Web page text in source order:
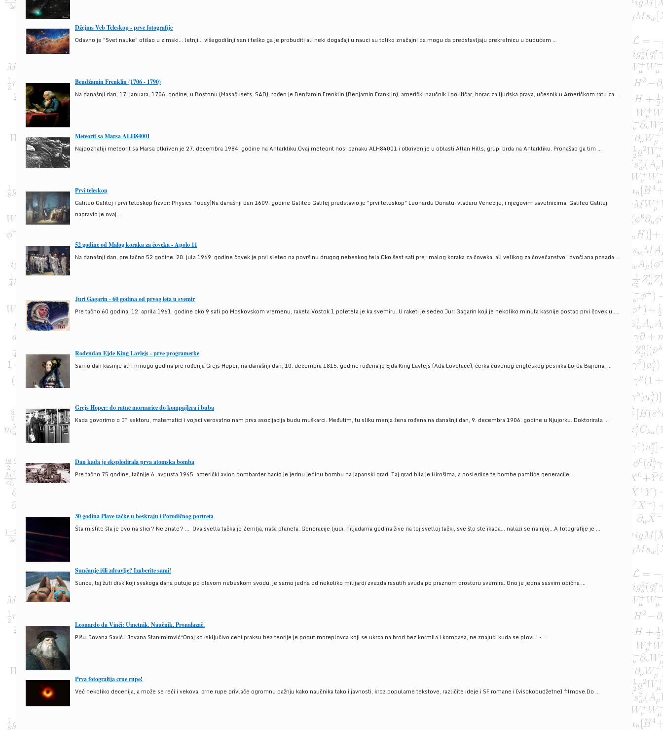
Džejms Veb Teleskop - prve fotografije
Odavno je "Svet nauke" otišao u zimski... letnji... višegodišnji san i teško ga je probuditi ali neki događaji u nauci su toliko značajni da mogu da predstavljaju prekretnicu u budućem ...
Bendžamin Frenklin (1706 - 1790)
Na današnji dan, 17. januara, 1706. godine, u Bostonu (Masačusets, SAD), rođen je Benžamin Frenklin (Benjamin Franklin), američki naučnik i političar, borac za ljudska prava, učesnik u Američkom ratu za ...
Meteorit sa Marsa ALH84001
Najpoznatiji meteorit sa Marsa otkriven je 27. decembra 1984. godine na Antarktiku.Ovaj meteorit nosi oznaku ALH84001 i otkriven je u oblasti Allan Hills, grupi brda na Antarktiku. Pronašao ga tim ...
Prvi teleskop
Galileo Galilej i prvi teleskop (izvor: Physics Today)Na današnji dan 1609. godine Galileo Galilej predstavio je "prvi teleskop" Leonardu Donatu, vladaru Venecije, i njegovim savetnicima. Galileo Galilej
napravio je ovaj ...
52 godine od Malog koraka za čoveka - Apolo 11
Na današnji dan, pre tačno 52 godine, 20. jula 1969. godine čovek je prvi sleteo na površinu drugog nebeskog tela.Oko šest sati pre “malog koraka za čoveka, ali velikog za čovečanstvo” dvočlana posada ...
Juri Gagarin - 60 godina od prvog leta u svemir
Pre tačno 60 godina, 12. aprila 1961. godine oko 9 sati po Moskovskom vremenu, raketa Vostok 1 poletela je ka svemiru. U raketi je sedeo Juri Gagarin koji je nekoliko minuta kasnije postao prvi čovek u ...
Rođendan Ejde King Lavlejs - prve programerke
Samo dan kasnije ali i mnogo godina pre rođenja Grejs Hoper, na današnji dan, 10. decembra 1815. godine rođena je Ejda King Lavlejs (Ada Lovelace), ćerka čuvenog engleskog pesnika Lorda Bajrona, ...
Grejs Hoper: do ratne mornarice do kompajlera i buba
Kada govorimo o IT sektoru, matematici i vojsci verovatno nam prva asocijacija budu muškarci. Međutim, tu sliku menja žena rođena na današnji dan, 9. decembra 1906. godine u Njujorku. Doktorirala ...
Dan kada je eksplodirala prva atomska bomba
Pre tačno 75 godine, tačnije 6. avgusta 1945. američki avion bombarder bacio je jednu jedinu bombu na japanski grad. Taj grad bila je Hirošima, a posledice te bombe pamtiće generacije ...
30 godina Plave tačke u beskraju i Porodičnog portreta
Šta mislite šta je ovo na slici? Ne znate? … Ova svetla tačka je Zemlja, naša planeta. Generacije ljudi, hiljadama godina žive na toj svetloj tački, sve što ste ikada… nalazi se na njoj…A fotografije je ...
Sunčanje i/ili zdravlje? Izaberite sami!
Sunce, taj žuti disk koji svakoga dana putuje po plavom nebeskom svodu, je samo jedna od nekoliko milijardi zvezda rasutih svuda po praznom prostoru svemira. Ono je jedna sasvim obična ...
Leonardo da Vinči: Umetnik. Naučnik. Pronalazač.
Pišu: Jovana Savić i Jovana Stanimirović“Onaj ko isključivo ceni praksu bez teorije je poput moreplovca koji se ukrca na brod bez kormila i kompasa, ne znajući kuda se plovi.” - ...
Prva fotografija crne rupe!
Već nekoliko decenija, a može se reći i vekova, crne rupe privlače ogromnu pažnju kako naučnika tako i javnosti, kroz popularne tekstove, različite ideje i SF romane i (visokobudžetne) filmove.Do ...